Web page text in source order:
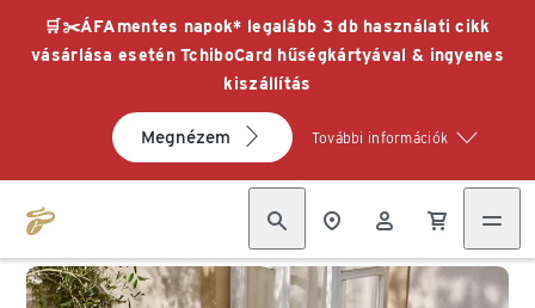
🛒✂️ÁFAmentes napok* legalább 3 db használati cikk
vásárlása esetén TchiboCard hűségkártyával & ingyenes
kiszállítás
Megnézem További információk